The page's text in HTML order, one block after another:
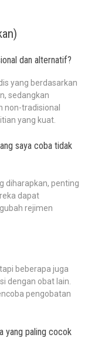
dan alternatif?
yang berdasarkan
sedangkan
non-tradisional
yang kuat.
saya coba tidak
diharapkan, penting
dapat
rejimen
beberapa juga
dengan obat lain.
pengobatan
yang paling cocok